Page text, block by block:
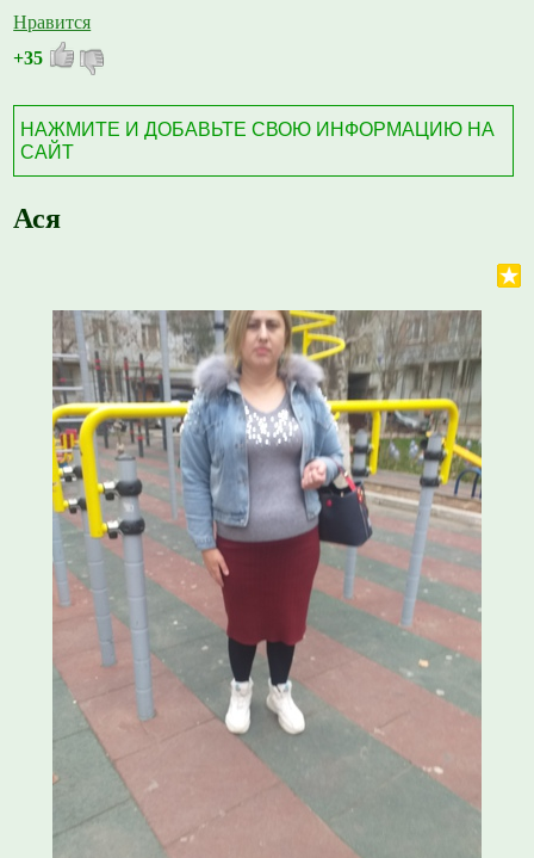
Нравится
+35
НАЖМИТЕ И ДОБАВЬТЕ СВОЮ ИНФОРМАЦИЮ НА
САЙТ
Ася